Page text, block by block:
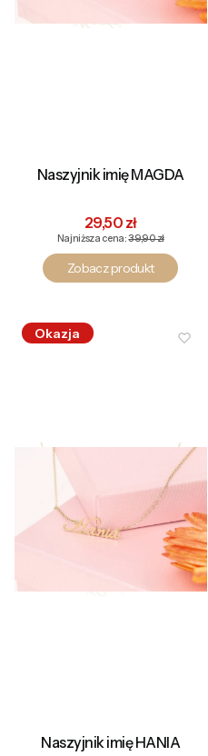
Naszyjnik imię MAGDA
Cena promocyjna
29,50 zł
Najniższa cena:39,90 zł
Zobacz produkt
Okazja
Naszyjnik imię HANIA